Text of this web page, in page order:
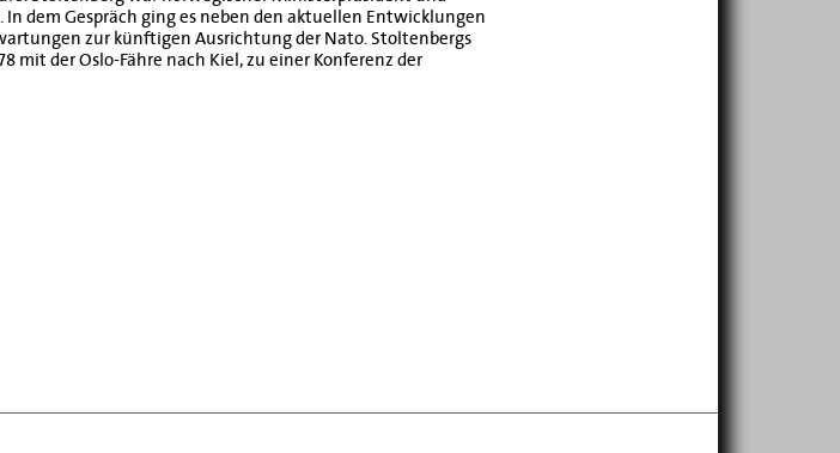
dem Gespräch ging es neben den aktuellen Entwicklungen
zur künftigen Ausrichtung der Nato. Stoltenbergs
mit der Oslo-Fähre nach Kiel, zu einer Konferenz der